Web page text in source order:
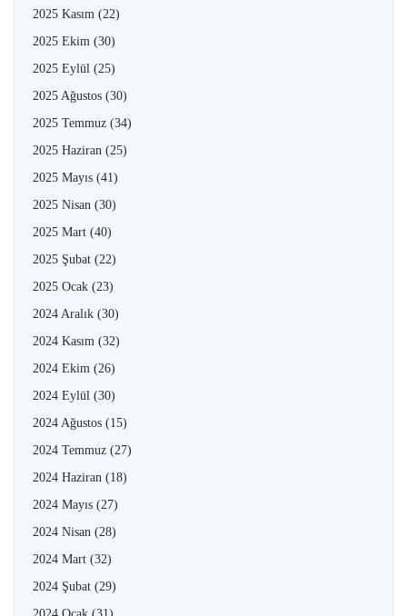
2025 Kasım (22)
2025 Ekim (30)
2025 Eylül (25)
2025 Ağustos (30)
2025 Temmuz (34)
2025 Haziran (25)
2025 Mayıs (41)
2025 Nisan (30)
2025 Mart (40)
2025 Şubat (22)
2025 Ocak (23)
2024 Aralık (30)
2024 Kasım (32)
2024 Ekim (26)
2024 Eylül (30)
2024 Ağustos (15)
2024 Temmuz (27)
2024 Haziran (18)
2024 Mayıs (27)
2024 Nisan (28)
2024 Mart (32)
2024 Şubat (29)